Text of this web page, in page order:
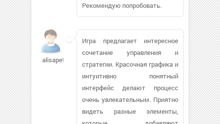
Рекомендую попробовать.
alisapet
Игра предлагает интересное
сочетание управления и
стратегии. Красочная графика и
интуитивно понятный
интерфейс делают процесс
очень увлекательным. Приятно
видеть разные элементы,